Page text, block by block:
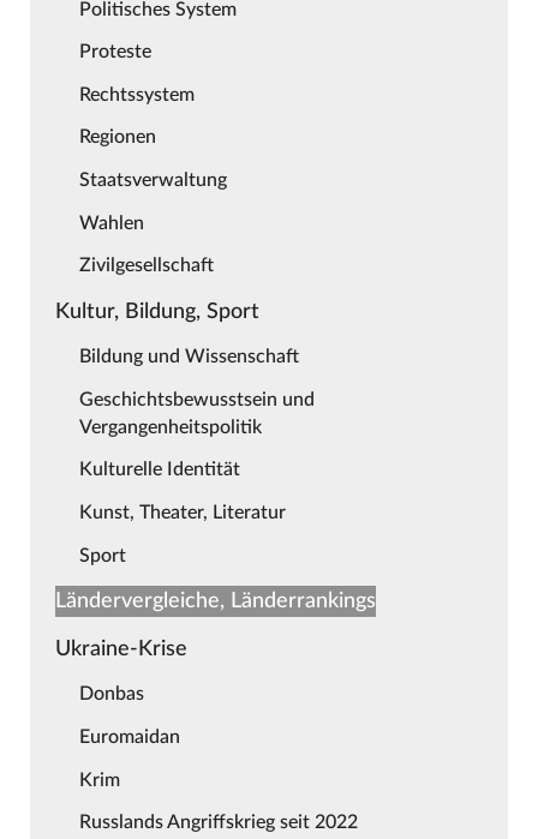
Politisches System
Proteste
Rechtssystem
Regionen
Staatsverwaltung
Wahlen
Zivilgesellschaft
Kultur, Bildung, Sport
Bildung und Wissenschaft
Geschichtsbewusstsein und
Vergangenheitspolitik
Kulturelle Identität
Kunst, Theater, Literatur
Sport
Ländervergleiche, Länderrankings
Ukraine-Krise
Donbas
Euromaidan
Krim
Russlands Angriffskrieg seit 2022